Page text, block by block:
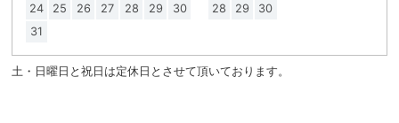
24
25 26 27 28 29
30
31
28
29 30
土・日曜日と祝日は定休日とさせて頂いております。